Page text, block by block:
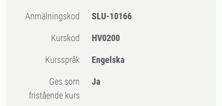
Anmälningskod SLU-10166
Kurskod HV0200
Kursspråk Engelska
Ges som
fristående kurs
Ja